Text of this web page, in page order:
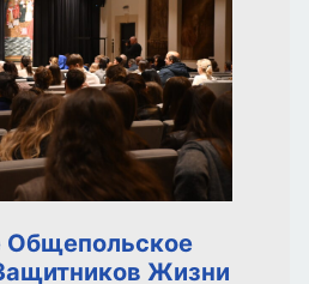
Общепольское
Жизни